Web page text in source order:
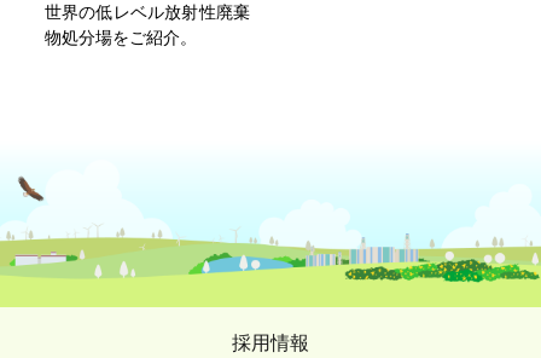
世界の低レベル放射性廃棄
物処分場をご紹介。
採用情報